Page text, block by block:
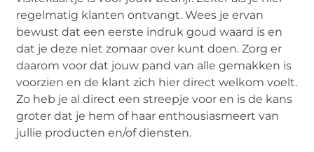
regelmatig klanten ontvangt. Wees je ervan
bewust dat een eerste indruk goud waard is en
dat je deze niet zomaar over kunt doen. Zorg er
daarom voor dat jouw pand van alle gemakken is
voorzien en de klant zich hier direct welkom voelt.
Zo heb je al direct een streepje voor en is de kans
groter dat je hem of haar enthousiasmeert van
jullie producten en/of diensten.